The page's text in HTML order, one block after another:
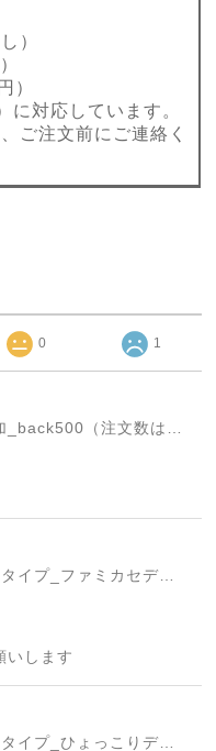
）
）
に対応しています。
ご注文前にご連絡く
0 1
いします